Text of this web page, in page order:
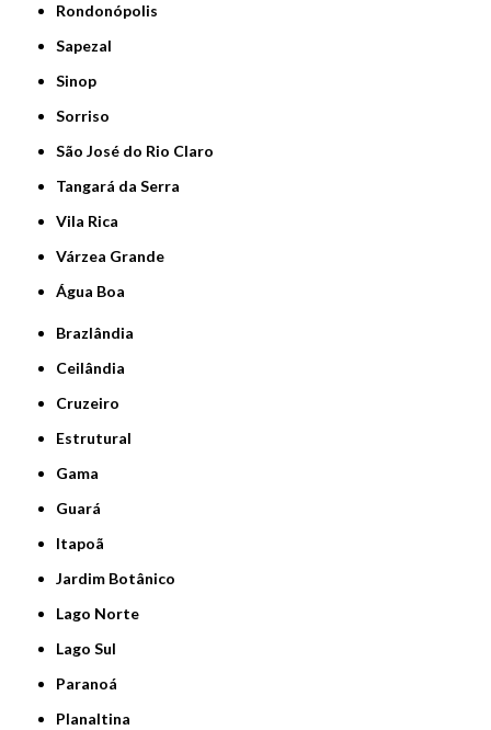
Rondonópolis
Sapezal
Sinop
Sorriso
São José do Rio Claro
Tangará da Serra
Vila Rica
Várzea Grande
Água Boa
Brazlândia
Ceilândia
Cruzeiro
Estrutural
Gama
Guará
Itapoã
Jardim Botânico
Lago Norte
Lago Sul
Paranoá
Planaltina